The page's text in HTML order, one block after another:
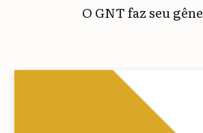
O GNT faz seu